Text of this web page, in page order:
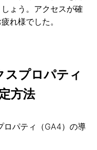
ょう。アクセスが確
れ様でした。
プロパティ
方法
ロパティ（GA4）の導